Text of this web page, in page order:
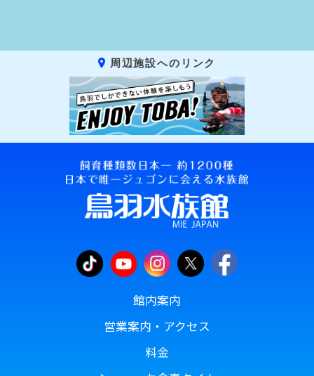
周辺施設へのリンク
館内案内
営業案内・アクセス
料金